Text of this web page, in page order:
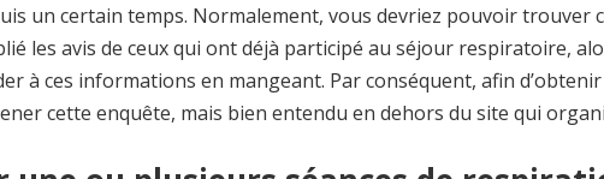
un certain temps. Normalement, vous devriez pouvoir trouver
les avis de ceux qui ont déjà participé au séjour respiratoire,
à ces informations en mangeant. Par conséquent, afin
cette enquête, mais bien entendu en dehors du site qui